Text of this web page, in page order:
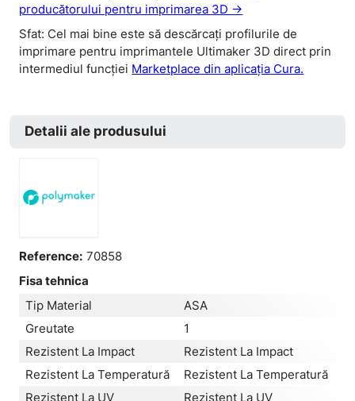
producătorului pentru imprimarea 3D ->
Sfat: Cel mai bine este să descărcați profilurile de
imprimare pentru imprimantele Ultimaker 3D direct prin
intermediul funcției Marketplace din aplicația Cura.
Detalii ale produsului
Reference: 70858
Fisa tehnica
Tip Material
ASA
Greutate
1
Rezistent La Impact
Rezistent La Impact
Rezistent La Temperatură
Rezistent La Temperatură
Rezistent La UV
Rezistent La UV